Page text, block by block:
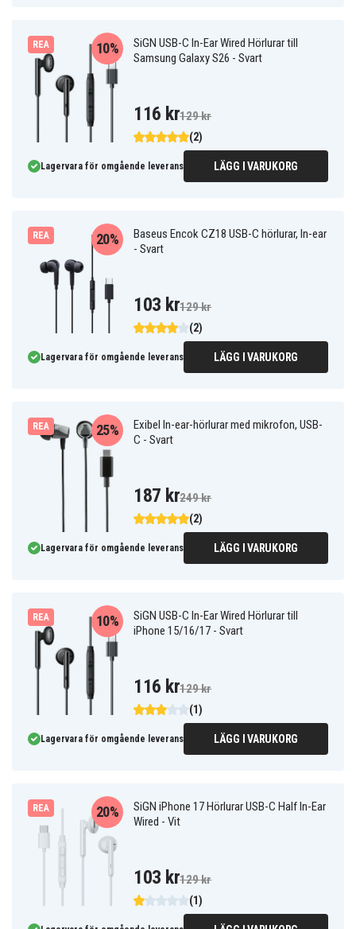
REA
SiGN USB-C In-Ear Wired Hörlurar till
Samsung Galaxy S26 - Svart
(2)
10%
116 kr129 kr
Lagervara för omgående leverans LÄGG I VARUKORG
REA
Baseus Encok CZ18 USB-C hörlurar, In-ear
- Svart
(2)
20%
103 kr129 kr
Lagervara för omgående leverans LÄGG I VARUKORG
REA
Exibel In-ear-hörlurar med mikrofon, USB-
C - Svart
(2)
25%
187 kr249 kr
Lagervara för omgående leverans LÄGG I VARUKORG
REA
SiGN USB-C In-Ear Wired Hörlurar till
iPhone 15/16/17 - Svart
(1)
10%
116 kr129 kr
Lagervara för omgående leverans LÄGG I VARUKORG
REA
SiGN iPhone 17 Hörlurar USB-C Half In-Ear
Wired - Vit
(1)
20%
103 kr129 kr